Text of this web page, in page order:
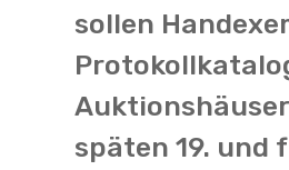
sollen
späten 19. und